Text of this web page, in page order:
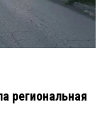
региональная